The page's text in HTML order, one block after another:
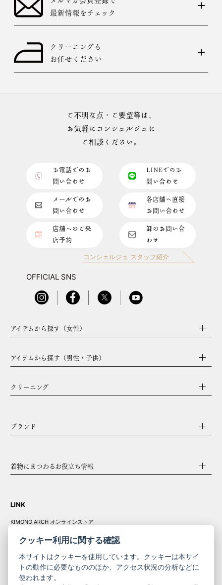
最新情報をチェック
クリーニングも
お任せください
ご不明な点・ご要望等は、
お気軽にコンシェルジュに
ご相談ください。
お電話でのお
問い合わせ
LINEでのお
問い合わせ
メールでのお
問い合わせ
各店舗へ直接
お問い合わせ
店舗へのご来
店予約
卸のお問い合
わせ
コンシェルジュ スタッフ紹介
OFFICIAL SNS
アイテムから探す（女性）
アイテムから探す（男性・子供）
クリーニング
ブランド
着物にまつわるお役立ち情報
LINK
KIMONO ARCH オンラインストア
クッキー利用に関する確認
本サイトはクッキーを使用しています。クッキーは本サイ
トの動作に必要なもののほか、アクセス状況の分析などに
使われます。